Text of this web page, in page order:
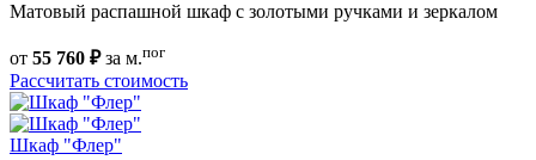
Матовый распашной шкаф с золотыми ручками и зеркалом
от 55 760 ₽за м.пог
Рассчитать стоимость
Шкаф "Флер"